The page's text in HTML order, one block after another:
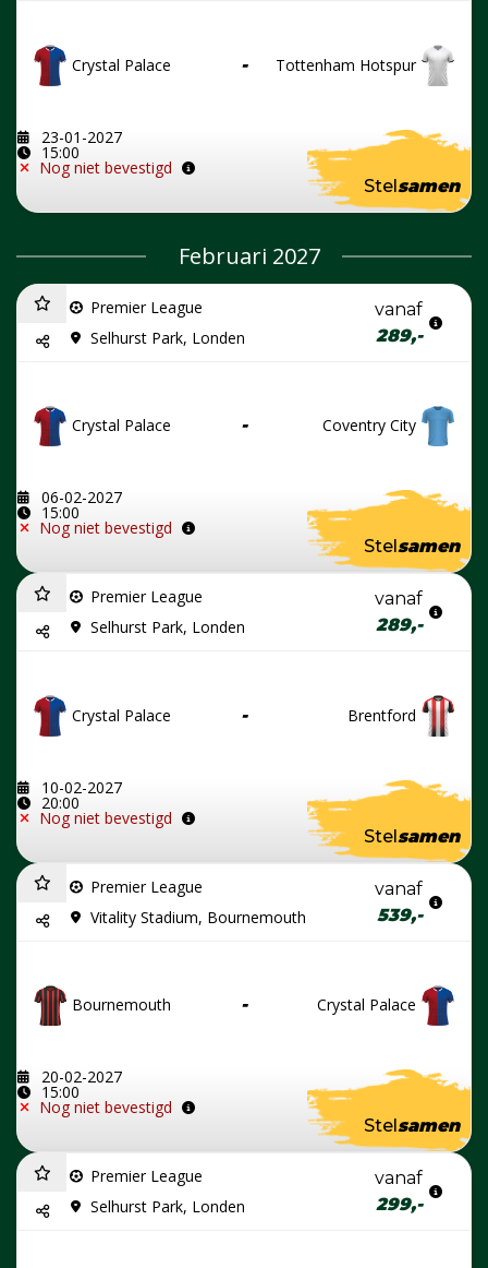
Crystal Palace - Tottenham Hotspur
23-01-2027
15:00
Nog niet bevestigd
Stelsamen
Februari 2027
Premier League
Selhurst Park, Londen
vanaf
289,-
Crystal Palace - Coventry City
06-02-2027
15:00
Nog niet bevestigd
Stelsamen
Premier League
Selhurst Park, Londen
vanaf
289,-
Crystal Palace - Brentford
10-02-2027
20:00
Nog niet bevestigd
Stelsamen
Premier League
Vitality Stadium, Bournemouth
vanaf
539,-
Bournemouth - Crystal Palace
20-02-2027
15:00
Nog niet bevestigd
Stelsamen
Premier League
Selhurst Park, Londen
vanaf
299,-